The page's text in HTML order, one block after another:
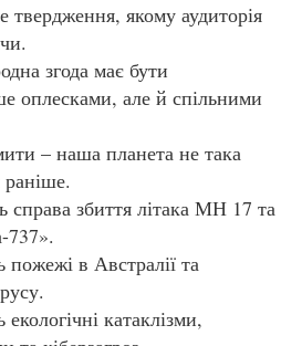
якому аудиторія
має бути
оплесками, але й спільними
наша планета не така
раніше.
збиття літака МН 17 та
737».
в Австралії та
катаклізми,